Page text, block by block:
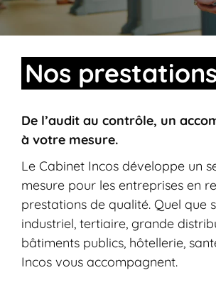
Nos prestations
De l’audit au contrôle, un
à votre mesure.
Le Cabinet Incos développe un
mesure pour les entreprises en
prestations de qualité. Quel que
industriel, tertiaire, grande
bâtiments publics, hôtellerie,
Incos vous accompagnent.